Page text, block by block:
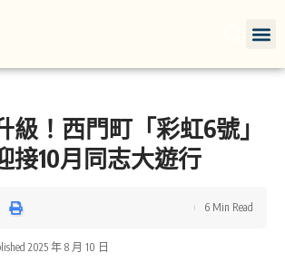
級！西門町「彩虹6號」
10月同志大遊行
2025 年 8 月 10 日
6 Min Read